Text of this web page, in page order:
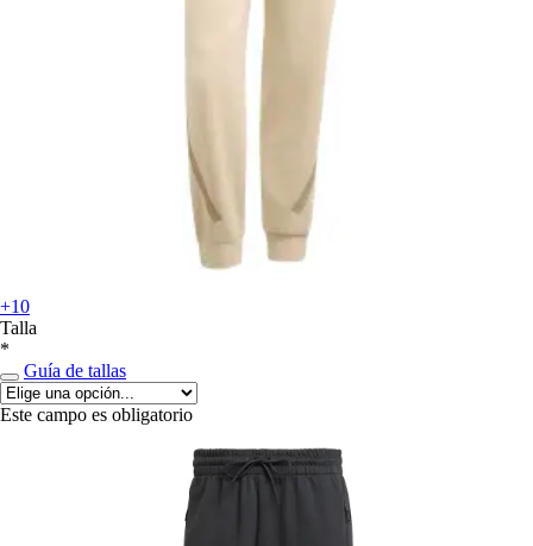
+10
Talla
*
Guía de tallas
Este campo es obligatorio